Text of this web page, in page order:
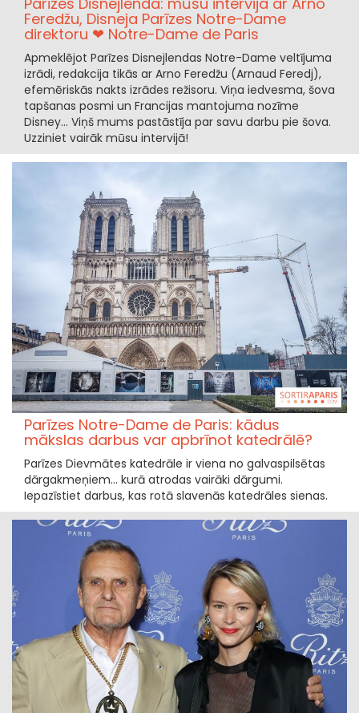
Feredžu, Disneja Parīzes Notre-Dame
direktoru ❤ Notre-Dame de Paris
Apmeklējot Parīzes Disnejlendas Notre-Dame veltījuma
izrādi, redakcija tikās ar Arno Feredžu (Arnaud Feredj),
efemēriskās nakts izrādes režisoru. Viņa iedvesma, šova
tapšanas posmi un Francijas mantojuma nozīme
Disney... Viņš mums pastāstīja par savu darbu pie šova.
Uzziniet vairāk mūsu intervijā!
Parīzes Notre-Dame de Paris: kādus
mākslas darbus var apbrīnot katedrālē?
Parīzes Dievmātes katedrāle ir viena no galvaspilsētas
dārgakmeņiem... kurā atrodas vairāki dārgumi.
Iepazīstiet darbus, kas rotā slavenās katedrāles sienas.